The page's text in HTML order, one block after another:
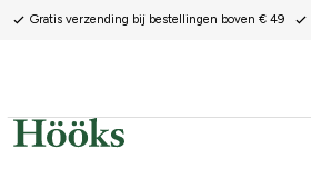
Gratis verzending bij bestellingen boven € 49